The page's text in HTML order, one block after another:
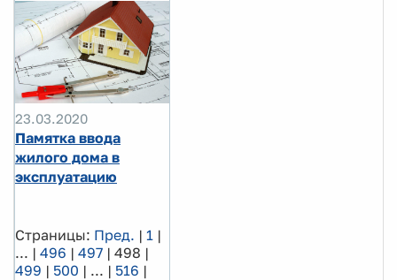
23.03.2020
Памятка ввода
жилого дома в
эксплуатацию
Страницы: Пред. | 1 |
... | 496 | 497 | 498 |
499 | 500 | ... | 516 |